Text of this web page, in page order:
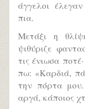
άγγελοι
πια.
Μετάξι η
ψιθύριζε
τις ένιωσα
πω: «Καρδιά,
την πόρτα
αργά, κάποιος